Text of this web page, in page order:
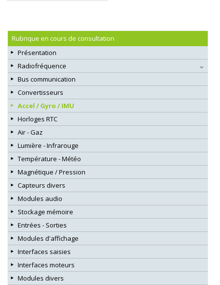
Rubrique en cours de consultation
Présentation
Radiofréquence
Bus communication
Convertisseurs
Accel / Gyro / IMU
Horloges RTC
Air - Gaz
Lumière - Infrarouge
Température - Météo
Magnétique / Pression
Capteurs divers
Modules audio
Stockage mémoire
Entrées - Sorties
Modules d'affichage
Interfaces saisies
Interfaces moteurs
Modules divers